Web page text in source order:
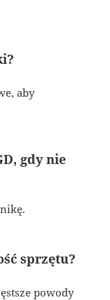
aby
gdy nie
sprzętu?
powody